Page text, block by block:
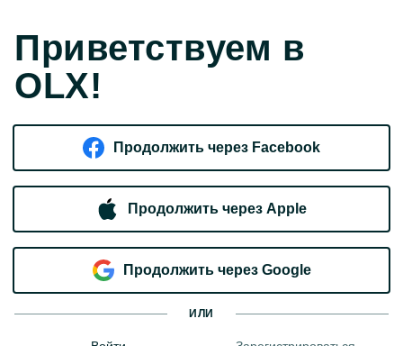
Приветствуем в
OLX!
Продолжить через Facebook
Продолжить через Apple
Продолжить через Google
ИЛИ